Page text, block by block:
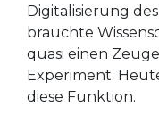
Digitalisierung
brauchte
quasi einen
Experiment.
diese Funktion.